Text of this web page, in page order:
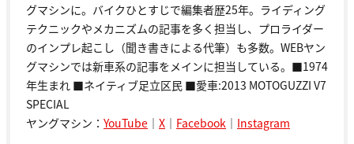
グマシンに。バイクひとすじで編集者歴25年。ライディング
テクニックやメカニズムの記事を多く担当し、プロライダー
のインプレ起こし（聞き書きによる代筆）も多数。WEBヤン
グマシンでは新車系の記事をメインに担当している。■1974
年生まれ ■ネイティブ足立区民 ■愛車:2013 MOTOGUZZI V7
SPECIAL
ヤングマシン： YouTube ｜ X ｜ Facebook ｜ Instagram